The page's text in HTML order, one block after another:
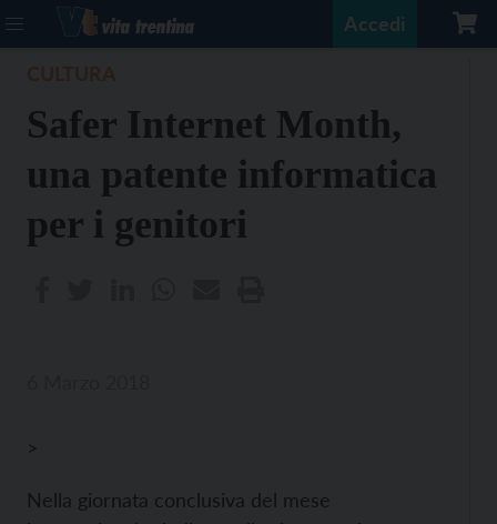
Accedi
Safer Internet Month,
una patente informatica
per i genitori
>
Nella giornata conclusiva del mese